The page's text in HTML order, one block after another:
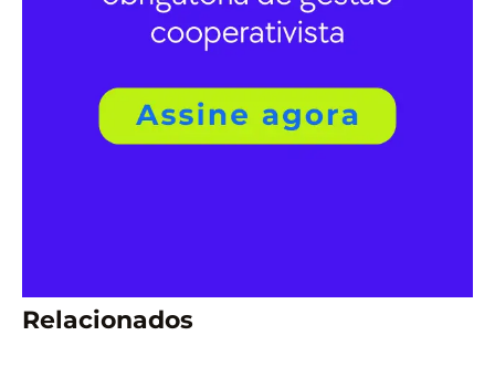
Relacionados